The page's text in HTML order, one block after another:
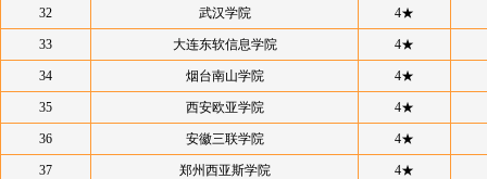
32 武汉学院 4★
33 大连东软信息学院 4★
34 烟台南山学院 4★
35 西安欧亚学院 4★
36 安徽三联学院 4★
37 郑州西亚斯学院 4★